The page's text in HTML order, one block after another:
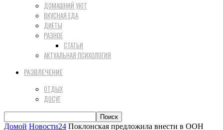
ДОМАШНИЙ УЮТ
ВКУСНАЯ ЕДА
ДИЕТЫ
РАЗНОЕ
СТАТЬИ
АКТУАЛЬНАЯ ПСИХОЛОГИЯ
РАЗВЛЕЧЕНИЕ
ОТДЫХ
ДОСУГ
Домой Новости24 Поклонская предложила внести в ООН